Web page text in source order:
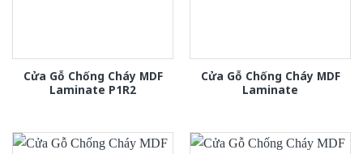
Cửa Gỗ Chống Cháy MDF
Laminate P1R2
Cửa Gỗ Chống Cháy MDF
Laminate